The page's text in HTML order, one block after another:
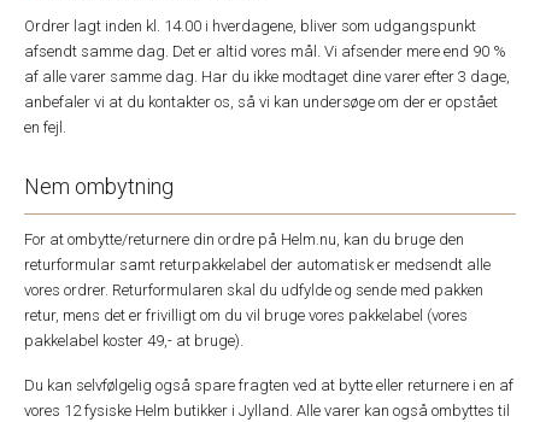
Ordrer lagt inden kl. 14.00 i hverdagene, bliver som udgangspunkt
afsendt samme dag. Det er altid vores mål. Vi afsender mere end 90 %
af alle varer samme dag. Har du ikke modtaget dine varer efter 3 dage,
anbefaler vi at du kontakter os, så vi kan undersøge om der er opstået
en fejl.
Nem ombytning
For at ombytte/returnere din ordre på Helm.nu, kan du bruge den
returformular samt returpakkelabel der automatisk er medsendt alle
vores ordrer. Returformularen skal du udfylde og sende med pakken
retur, mens det er frivilligt om du vil bruge vores pakkelabel (vores
pakkelabel koster 49,- at bruge).
Du kan selvfølgelig også spare fragten ved at bytte eller returnere i en af
vores 12 fysiske Helm butikker i Jylland. Alle varer kan også ombyttes til